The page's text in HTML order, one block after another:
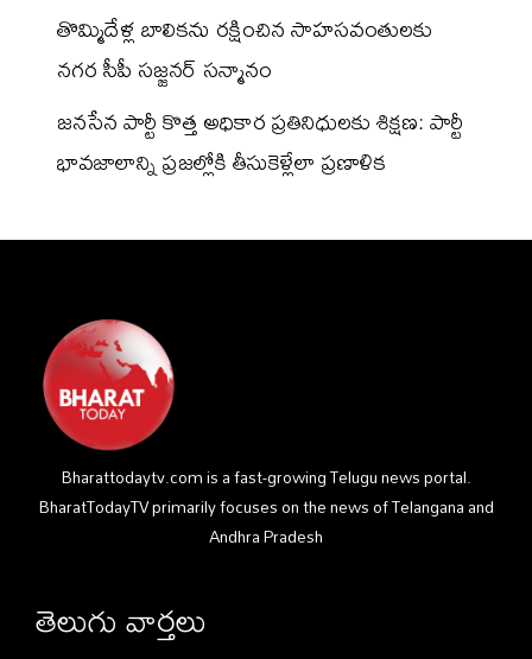
తొమ్మిదేళ్ల బాలికను రక్షించిన సాహసవంతులకు
నగర సీపీ సజ్జనర్ సన్మానం
జనసేన పార్టీ కొత్త అధికార ప్రతినిధులకు శిక్షణ: పార్టీ
భావజాలాన్ని ప్రజల్లోకి తీసుకెళ్లేలా ప్రణాళిక
Bharattodaytv.com is a fast-growing Telugu news portal.
BharatTodayTV primarily focuses on the news of Telangana and
Andhra Pradesh
తెలుగు వార్తలు